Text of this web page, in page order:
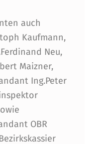
auch
Kaufmann,
Neu,
Maizner,
Ing.Peter
OBR